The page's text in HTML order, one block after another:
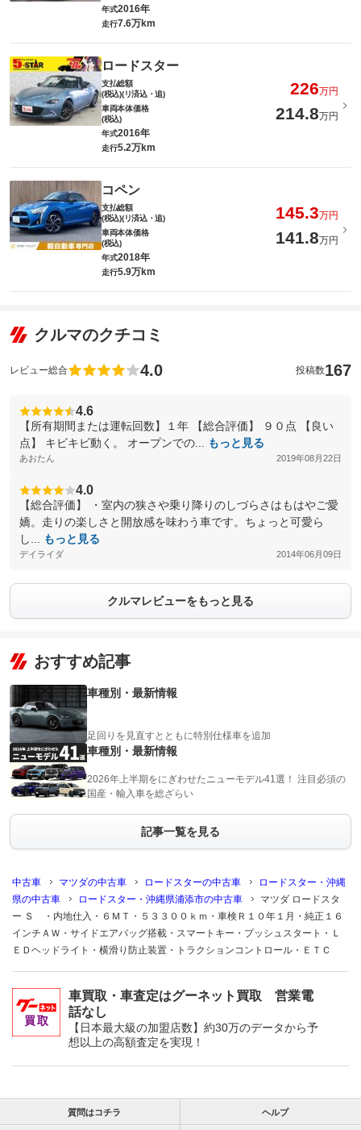
年式2016年
走行7.6万km
ロードスター
支払総額
(税込)(リ済込・追)
226万円
車両本体価格
(税込)
214.8万円
年式2016年
走行5.2万km
コペン
支払総額
(税込)(リ済込・追)
145.3万円
車両本体価格
(税込)
141.8万円
年式2018年
走行5.9万km
クルマのクチコミ
レビュー総合 4.0 投稿数167
4.6
【所有期間または運転回数】１年 【総合評価】 ９０点 【良い
点】 キビキビ動く。 オープンでの...
もっと見る
あおたん 2019年08月22日
4.0
【総合評価】 ・室内の狭さや乗り降りのしづらさはもはやご愛
嬌。走りの楽しさと開放感を味わう車です。ちょっと可愛ら
し...
もっと見る
デイライダ 2014年06月09日
クルマレビューをもっと見る
おすすめ記事
車種別・最新情報
足回りを見直すとともに特別仕様車を追加
車種別・最新情報
2026年上半期をにぎわせたニューモデル41選！ 注目必須の
国産・輸入車を総ざらい
記事一覧を見る
中古車 マツダの中古車 ロードスターの中古車
ロードスター・沖縄
県の中古車
ロードスター・沖縄県浦添市の中古車
マツダ ロードスタ
ー Ｓ ・内地仕入・６ＭＴ・５３３００ｋｍ・車検Ｒ１０年１月・純正１６
インチＡＷ・サイドエアバッグ搭載・スマートキー・プッシュスタート・Ｌ
ＥＤヘッドライト・横滑り防止装置・トラクションコントロール・ＥＴＣ
車買取・車査定はグーネット買取 営業電
話なし
【日本最大級の加盟店数】約30万のデータから予
想以上の高額査定を実現！
質問はコチラ ヘルプ